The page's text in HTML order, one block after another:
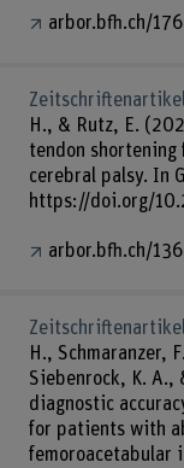
arbor.bfh.ch/
H., & Rutz, E.
tendon
cerebral palsy. In
https://doi.org/
arbor.bfh.ch/
Zeitschriftenartikel
H., Schmaranzer,
Siebenrock, K. A.,
diagnostic
for patients with
femoroacetabular